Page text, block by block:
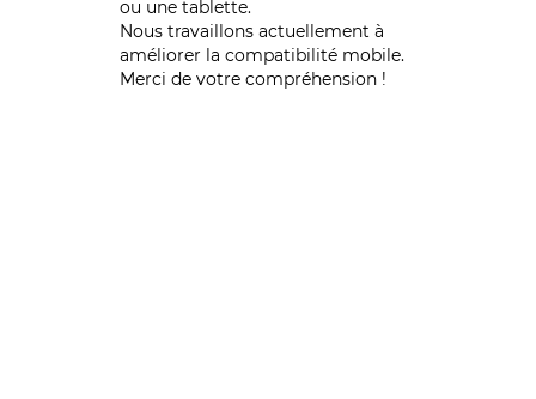
ou une tablette.
Nous travaillons actuellement à
améliorer la compatibilité mobile.
Merci de votre compréhension !